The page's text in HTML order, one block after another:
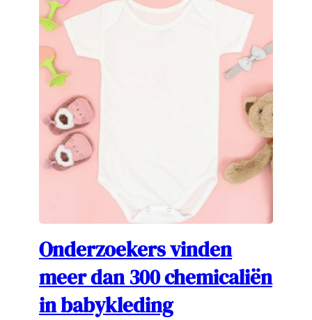
Onderzoekers vinden
meer dan 300 chemicaliën
in babykleding